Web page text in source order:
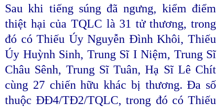
Sau khi tiếng súng đã ngưng, kiểm điểm
thiệt hại của TQLC là 31 tử thương, trong
đó có Thiếu Úy Nguyễn Đình Khôi, Thiếu
Úy Huỳnh Sinh, Trung Sĩ I Niệm, Trung Sĩ
Châu Sênh, Trung Sĩ Tuân, Hạ Sĩ Lê Chít
cùng 27 chiến hữu khác bị thương. Đa số
thuộc ĐĐ4/TĐ2/TQLC, trong đó có Thiếu